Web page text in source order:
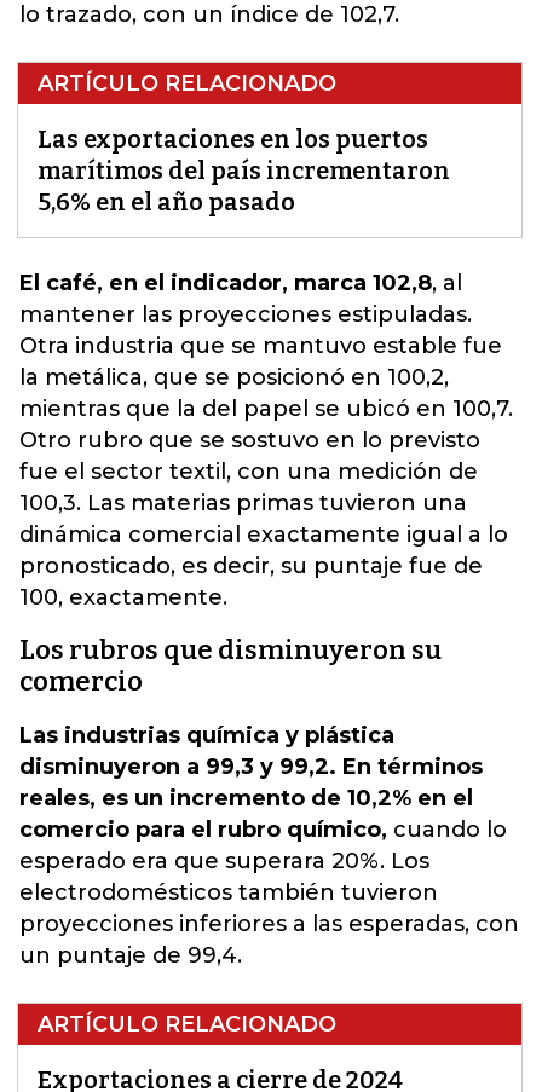
lo trazado, con un índice de 102,7.
ARTÍCULO RELACIONADO
Las exportaciones en los puertos
marítimos del país incrementaron
5,6% en el año pasado
El café, en el indicador, marca 102,8, al
mantener las proyecciones estipuladas.
Otra industria que se mantuvo estable fue
la metálica, que se posicionó en 100,2,
mientras que la del papel se ubicó en 100,7.
Otro rubro que se sostuvo en lo previsto
fue el sector textil, con una medición de
100,3. Las materias primas tuvieron una
dinámica comercial exactamente igual a lo
pronosticado, es decir, su puntaje fue de
100, exactamente.
Los rubros que disminuyeron su
comercio
Las industrias química y plástica
disminuyeron a 99,3 y 99,2. En términos
reales, es un incremento de 10,2% en el
comercio para el rubro químico, cuando lo
esperado era que superara 20%. Los
electrodomésticos también tuvieron
proyecciones inferiores a las esperadas, con
un puntaje de 99,4.
ARTÍCULO RELACIONADO
Exportaciones a cierre de 2024